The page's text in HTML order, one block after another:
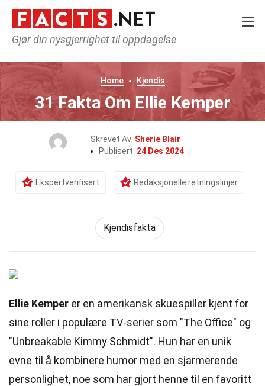
Gjør din nysgjerrighet til oppdagelse
Home Kjendis
31 Fakta Om Ellie Kemper
Skrevet Av: Sherie Blair
Publisert: 24 Des 2024
Ekspertverifisert Redaksjonelle retningslinjer
Kjendisfakta
Ellie Kemper er en amerikansk skuespiller kjent for
sine roller i populære TV-serier som "The Office" og
"Unbreakable Kimmy Schmidt". Hun har en unik
evne til å kombinere humor med en sjarmerende
personlighet, noe som har gjort henne til en favoritt